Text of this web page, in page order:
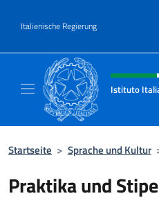
Italienische Regierung
Header-Site,
Istituto
Startseite > Sprache und Kultur
Praktika und